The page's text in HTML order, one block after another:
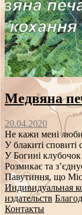
Медвяна
20.04.2020
Не кажи мені
У блакиті
У Богині
Розмикає та
Павутиння, що
Индивидуальная
издательств
Контакты